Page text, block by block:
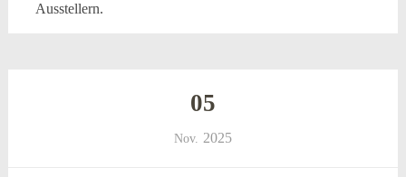
Ausstellern.
05
Nov. 2025